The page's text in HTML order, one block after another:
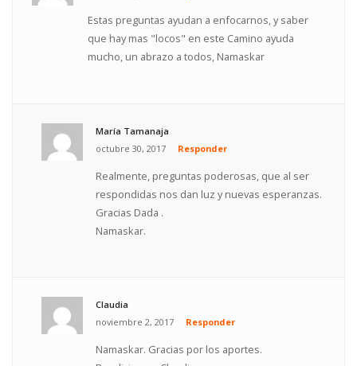
Estas preguntas ayudan a enfocarnos, y saber
que hay mas "locos" en este Camino ayuda
mucho, un abrazo a todos, Namaskar
María Tamanaja
octubre 30, 2017
Responder
Realmente, preguntas poderosas, que al ser
respondidas nos dan luz y nuevas esperanzas.
Gracias Dada .
Namaskar.
Claudia
noviembre 2, 2017
Responder
Namaskar. Gracias por los aportes.